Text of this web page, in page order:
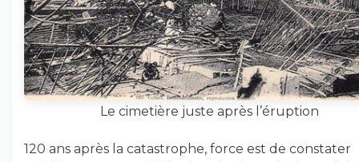
Le cimetière juste après l’éruption
120 ans après la catastrophe, force est de constater